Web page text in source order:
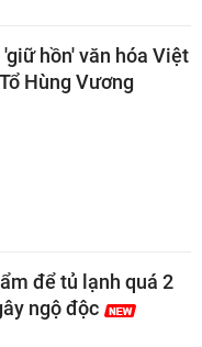
hồn' văn hóa Việt
Hùng Vương
để tủ lạnh quá 2
ngộ độc